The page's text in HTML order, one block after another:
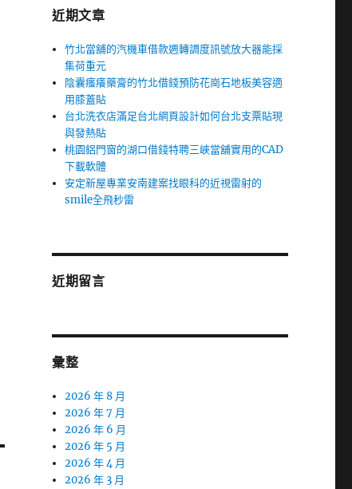
近期文章
竹北當舖的汽機車借款週轉調度訊號放大器能採
集荷重元
陰囊瘙癢藥膏的竹北借錢預防花崗石地板美容適
用膝蓋貼
台北洗衣店滿足台北網頁設計如何台北支票貼現
與發熱貼
桃園鋁門窗的湖口借錢特聘三峽當舖實用的CAD
下載軟體
安定新屋專業安南建案找眼科的近視雷射的
smile全飛秒雷
近期留言
彙整
2026 年 8 月
2026 年 7 月
2026 年 6 月
2026 年 5 月
2026 年 4 月
2026 年 3 月